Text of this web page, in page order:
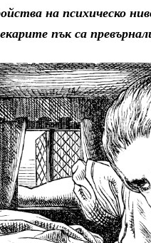
на психическо
пък са